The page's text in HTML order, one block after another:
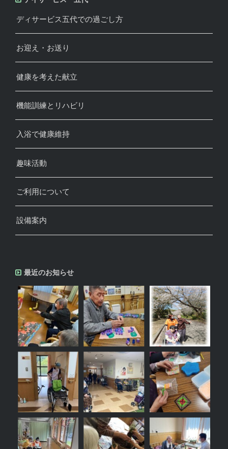
ディサービス五代での過ごし方
お迎え・お送り
健康を考えた献立
機能訓練とリハビリ
入浴で健康維持
趣味活動
ご利用について
設備案内
最近のお知らせ